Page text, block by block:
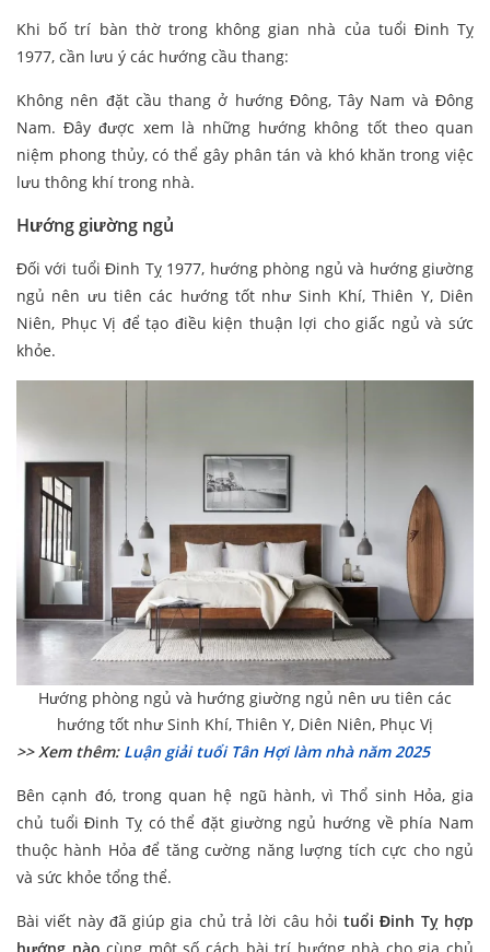
Khi bố trí bàn thờ trong không gian nhà của tuổi Đinh Tỵ
1977, cần lưu ý các hướng cầu thang:
Không nên đặt cầu thang ở hướng Đông, Tây Nam và Đông
Nam. Đây được xem là những hướng không tốt theo quan
niệm phong thủy, có thể gây phân tán và khó khăn trong việc
lưu thông khí trong nhà.
Hướng giường ngủ
Đối với tuổi Đinh Tỵ 1977, hướng phòng ngủ và hướng giường
ngủ nên ưu tiên các hướng tốt như Sinh Khí, Thiên Y, Diên
Niên, Phục Vị để tạo điều kiện thuận lợi cho giấc ngủ và sức
khỏe.
Hướng phòng ngủ và hướng giường ngủ nên ưu tiên các
hướng tốt như Sinh Khí, Thiên Y, Diên Niên, Phục Vị
>> Xem thêm: Luận giải tuổi Tân Hợi làm nhà năm 2025
Bên cạnh đó, trong quan hệ ngũ hành, vì Thổ sinh Hỏa, gia
chủ tuổi Đinh Tỵ có thể đặt giường ngủ hướng về phía Nam
thuộc hành Hỏa để tăng cường năng lượng tích cực cho ngủ
và sức khỏe tổng thể.
Bài viết này đã giúp gia chủ trả lời câu hỏituổi Đinh Tỵ hợp